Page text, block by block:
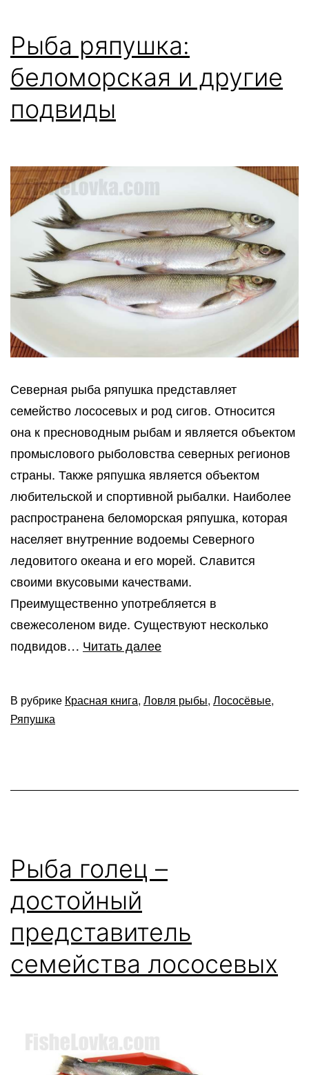
Рыба ряпушка:
беломорская и другие
подвиды
Северная рыба ряпушка представляет
семейство лососевых и род сигов. Относится
она к пресноводным рыбам и является объектом
промыслового рыболовства северных регионов
страны. Также ряпушка является объектом
любительской и спортивной рыбалки. Наиболее
распространена беломорская ряпушка, которая
населяет внутренние водоемы Северного
ледовитого океана и его морей. Славится
своими вкусовыми качествами.
Преимущественно употребляется в
свежесоленом виде. Существуют несколько
подвидов… Читать далееРыба
и
В рубрике Красная книга, Ловля рыбы, Лососёвые,
Ряпушка
Рыба голец –
достойный
представитель
семейства лососевых